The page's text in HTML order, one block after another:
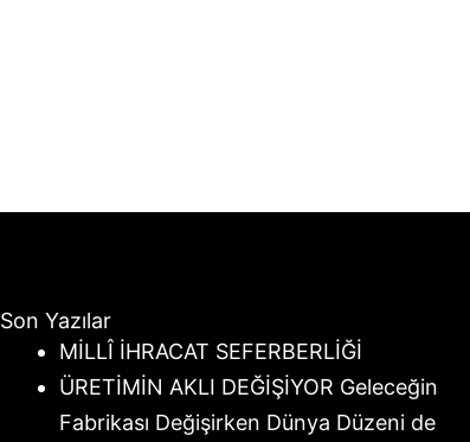
Son Yazılar
MİLLÎ İHRACAT SEFERBERLİĞİ
ÜRETİMİN AKLI DEĞİŞİYOR Geleceğin
Fabrikası Değişirken Dünya Düzeni de